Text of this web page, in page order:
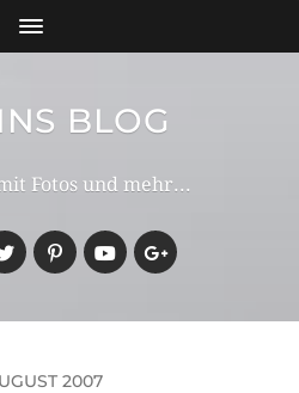
BLOG
Fotos und mehr...
2007